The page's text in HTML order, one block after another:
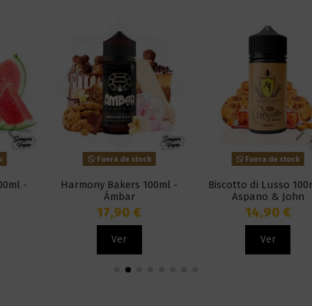
Fuera de stock
Harmony Bakers 100ml -
17,90 €
Fuera de stock
Biscotto di Lusso 100ml -
Aspano & John
14,90 €